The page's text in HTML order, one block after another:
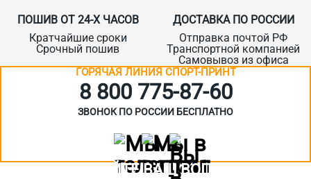
ПОШИВ ОТ 24-Х ЧАСОВ
Кратчайшие сроки
Срочный пошив
ДОСТАВКА ПО РОССИИ
Отправка почтой РФ
Транспортной компанией
Самовывоз из офиса
ГОРЯЧАЯ ЛИНИЯ СПОРТ-ПРИНТ
8 800 775‑87-60
ЗВОНОК ПО РОССИИ БЕСПЛАТНО
ЗАДАЙТЕ ВАШ ВОПРОС